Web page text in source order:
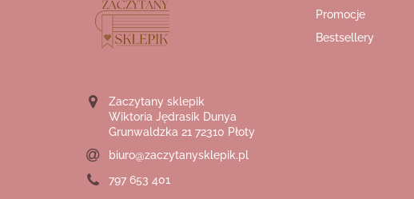
Zaczytany sklepik
Wiktoria Jędrasik Dunya
Grunwaldzka 21 72310 Płoty
biuro@zaczytanysklepik.pl
797 653 401
Promocje
Bestsellery